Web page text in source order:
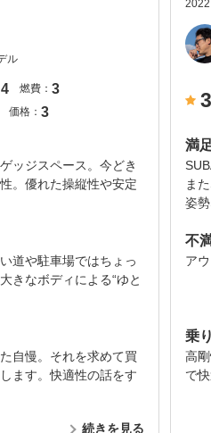
ル
4 燃費： 3
価格： 3
ッジスペース。今どき
。優れた操縦性や安定
道や駐車場ではちょっ
きなボディによる“ゆと
自慢。それを求めて買
ます。快適性の話をす
続きを見る
満
ま
姿
不
ア
乗
高
で